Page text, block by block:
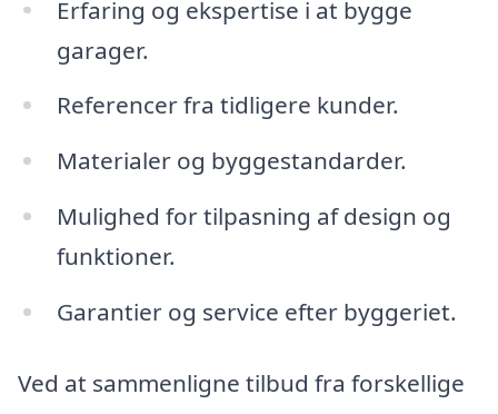
Erfaring og ekspertise i at bygge
garager.
Referencer fra tidligere kunder.
Materialer og byggestandarder.
Mulighed for tilpasning af design og
funktioner.
Garantier og service efter byggeriet.
Ved at sammenligne tilbud fra forskellige